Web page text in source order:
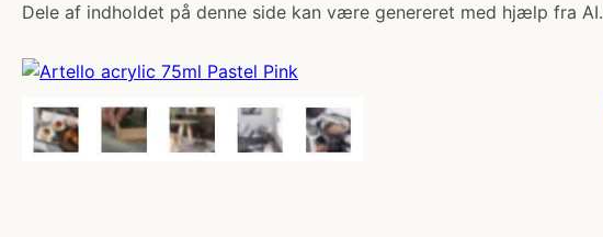
Dele af indholdet på denne side kan være genereret med hjælp fra AI.